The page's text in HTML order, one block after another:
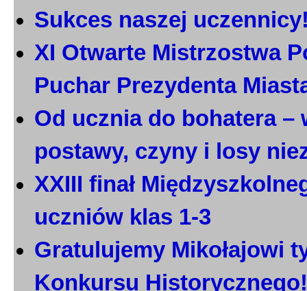
Sukces naszej
XI Otwarte Mistrzostwa
Puchar Prezydenta
Od ucznia do bohatera –
postawy, czyny i losy
XXIII finał
uczniów klas 1-3
Gratulujemy Mikołajowi
Konkursu Historycznego!